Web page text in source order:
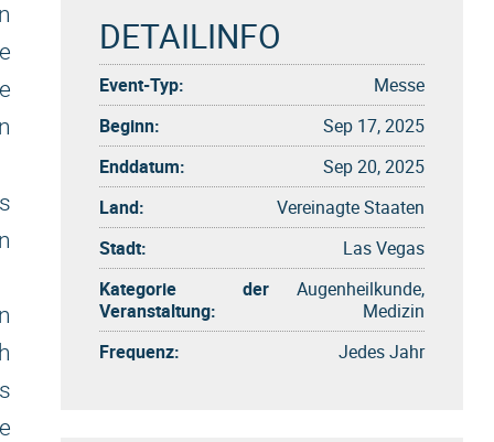
DETAILINFO
Event-Typ:
Messe
Beginn:
Sep 17, 2025
Enddatum:
Sep 20, 2025
Land:
Vereinagte Staaten
Stadt:
Las Vegas
Kategorie der
Veranstaltung:
Augenheilkunde,
Medizin
Frequenz:
Jedes Jahr